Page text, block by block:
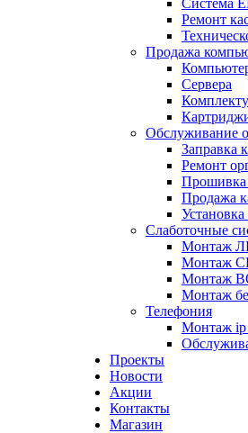
Система
Ремонт
Продажа
Сервера
Обслуживание
Заправка
Ремонт
Прошивка
Продажа
Слаботочные
Монтаж
Монтаж
Монтаж
Монтаж
Телефония
Монтаж ip
Проекты
Новости
Акции
Контакты
Магазин